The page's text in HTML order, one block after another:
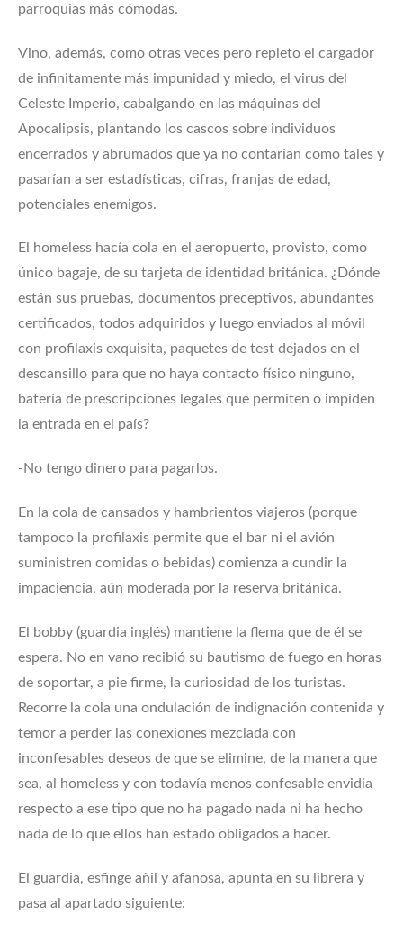
parroquias más cómodas.
Vino, además, como otras veces pero repleto el cargador
de infinitamente más impunidad y miedo, el virus del
Celeste Imperio, cabalgando en las máquinas del
Apocalipsis, plantando los cascos sobre individuos
encerrados y abrumados que ya no contarían como tales y
pasarían a ser estadísticas, cifras, franjas de edad,
potenciales enemigos.
El homeless hacía cola en el aeropuerto, provisto, como
único bagaje, de su tarjeta de identidad británica. ¿Dónde
están sus pruebas, documentos preceptivos, abundantes
certificados, todos adquiridos y luego enviados al móvil
con profilaxis exquisita, paquetes de test dejados en el
descansillo para que no haya contacto físico ninguno,
batería de prescripciones legales que permiten o impiden
la entrada en el país?
-No tengo dinero para pagarlos.
En la cola de cansados y hambrientos viajeros (porque
tampoco la profilaxis permite que el bar ni el avión
suministren comidas o bebidas) comienza a cundir la
impaciencia, aún moderada por la reserva británica.
El bobby (guardia inglés) mantiene la flema que de él se
espera. No en vano recibió su bautismo de fuego en horas
de soportar, a pie firme, la curiosidad de los turistas.
Recorre la cola una ondulación de indignación contenida y
temor a perder las conexiones mezclada con
inconfesables deseos de que se elimine, de la manera que
sea, al homeless y con todavía menos confesable envidia
respecto a ese tipo que no ha pagado nada ni ha hecho
nada de lo que ellos han estado obligados a hacer.
El guardia, esfinge añil y afanosa, apunta en su librera y
pasa al apartado siguiente: